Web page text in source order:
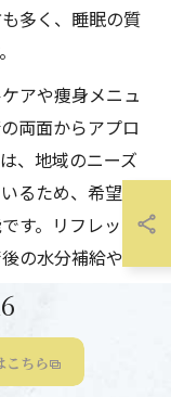
多く、睡眠の質
アや痩身メニュ
両面からアプロ
、地域のニーズ
るため、希望や
す。リフレッシ
の水分補給や休
康サポート
こちら